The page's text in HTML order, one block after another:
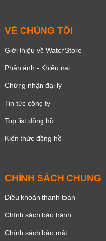
VỀ CHÚNG TÔI
Giới thiệu về WatchStore
Phản ánh - Khiếu nại
Chứng nhận đại lý
Tin tức công ty
Top list đồng hồ
Kiến thức đồng hồ
CHÍNH SÁCH CHUNG
Điều khoản thanh toán
Chính sách bảo hành
Chính sách bảo mật